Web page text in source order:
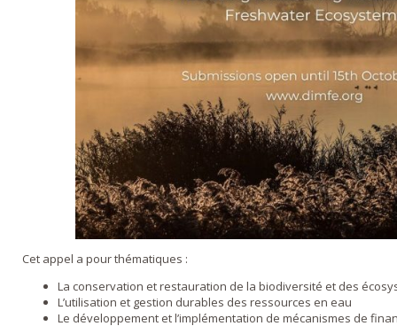
Cet appel a pour thématiques :
La conservation et restauration de la biodiversité et des
L’utilisation et gestion durables des ressources en eau
Le développement et l’implémentation de mécanismes de